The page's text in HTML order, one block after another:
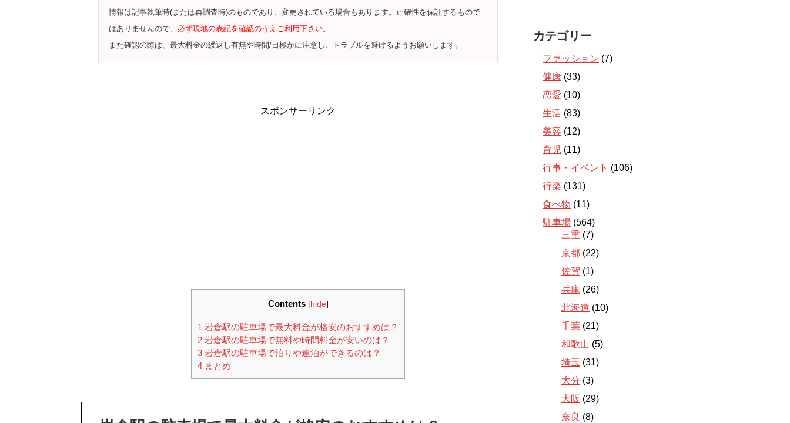
情報は記事執筆時(または再調査時)のものであり、変更されている場合もあります。正確性を保証するもので
はありませんので、 必ず現地の表記を確認のうえご利用下さい。
また確認の際は、最大料金の繰返し有無や時間/日極かに注意し、トラブルを避けるようお願いします。
スポンサーリンク
Contents [hide]
1 岩倉駅の駐車場で最大料金が格安のおすすめは？
2 岩倉駅の駐車場で無料や時間料金が安いのは？
3 岩倉駅の駐車場で泊りや連泊ができるのは？
4 まとめ
カテゴリー
ファッション (7)
健康 (33)
恋愛 (10)
生活 (83)
美容 (12)
育児 (11)
行事・イベント (106)
行楽 (131)
食べ物 (11)
駐車場 (564)
三重 (7)
京都 (22)
佐賀 (1)
兵庫 (26)
北海道 (10)
千葉 (21)
和歌山 (5)
埼玉 (31)
大分 (3)
大阪 (29)
奈良 (8)